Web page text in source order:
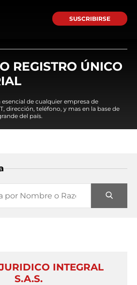
SUSCRIBIRSE
REGISTRO ÚNICO
de cualquier empresa de
dirección, teléfono, y mas en la base de
del país.
INTEGRAL
S.A.S.